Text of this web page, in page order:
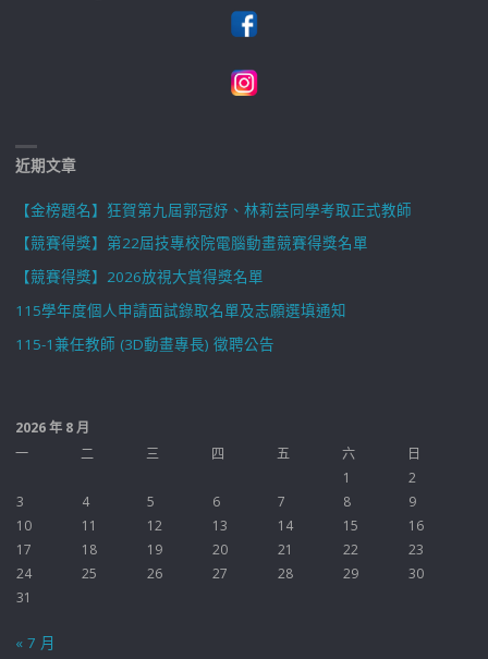
近期文章
【金榜題名】狂賀第九屆郭冠妤、林莉芸同學考取正式教師
【競賽得獎】第22屆技專校院電腦動畫競賽得獎名單
【競賽得獎】2026放視大賞得獎名單
115學年度個人申請面試錄取名單及志願選填通知
115-1兼任教師 (3D動畫專長) 徵聘公告
2026 年 8 月
一
二 三 四 五 六
日
1
2
3
4 5 6 7 8
9
10
11 12 13 14 15
16
17
18 19 20 21 22
23
24
25 26 27 28 29
30
31
« 7 月